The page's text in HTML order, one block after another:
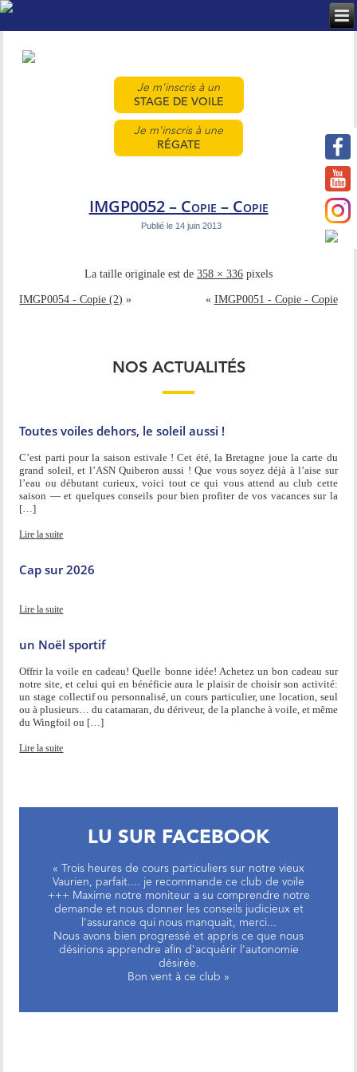
Je m'inscris à un
STAGE DE VOILE
Je m'inscris à une
RÉGATE
IMGP0052 – Copie – Copie
Publié le 14 juin 2013
La taille originale est de 358 × 336 pixels
IMGP0054 - Copie (2) » « IMGP0051 - Copie - Copie
NOS ACTUALITÉS
Toutes voiles dehors, le soleil aussi !
C’est parti pour la saison estivale ! Cet été, la Bretagne joue la carte du
grand soleil, et l’ASN Quiberon aussi ! Que vous soyez déjà à l’aise sur
l’eau ou débutant curieux, voici tout ce qui vous attend au club cette
saison — et quelques conseils pour bien profiter de vos vacances sur la
[…]
Lire la suite
Cap sur 2026
Lire la suite
un Noël sportif
Offrir la voile en cadeau! Quelle bonne idée! Achetez un bon cadeau sur
notre site, et celui qui en bénéficie aura le plaisir de choisir son activité:
un stage collectif ou personnalisé, un cours particulier, une location, seul
ou à plusieurs… du catamaran, du dériveur, de la planche à voile, et même
du Wingfoil ou […]
Lire la suite
LU SUR FACEBOOK
« Trois heures de cours particuliers sur notre vieux
Vaurien, parfait.... je recommande ce club de voile
+++ Maxime notre moniteur a su comprendre notre
demande et nous donner les conseils judicieux et
l'assurance qui nous manquait, merci...
Nous avons bien progressé et appris ce que nous
désirions apprendre afin d'acquérir l'autonomie
désirée.
Bon vent à ce club »